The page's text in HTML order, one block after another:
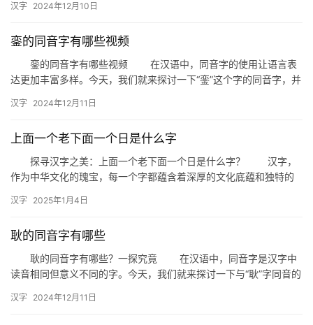
汉字 2024年12月10日
銮的同音字有哪些视频
銮的同音字有哪些视频 在汉语中，同音字的使用让语言表
达更加丰富多样。今天，我们就来探讨一下“銮”这个字的同音字，并
汉字 2024年12月11日
上面一个老下面一个日是什么字
探寻汉字之美：上面一个老下面一个日是什么字？ 汉字，
作为中华文化的瑰宝，每一个字都蕴含着深厚的文化底蕴和独特的
老，下…
汉字 2025年1月4日
耿的同音字有哪些
耿的同音字有哪些？一探究竟 在汉语中，同音字是汉字中
读音相同但意义不同的字。今天，我们就来探讨一下与“耿”字同音的
汉字 2024年12月11日